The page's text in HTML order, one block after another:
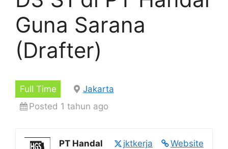
Guna Sarana
(Drafter)
Full Time
Jakarta
Posted 1 tahun ago
Website
jktkerja
PT Handal